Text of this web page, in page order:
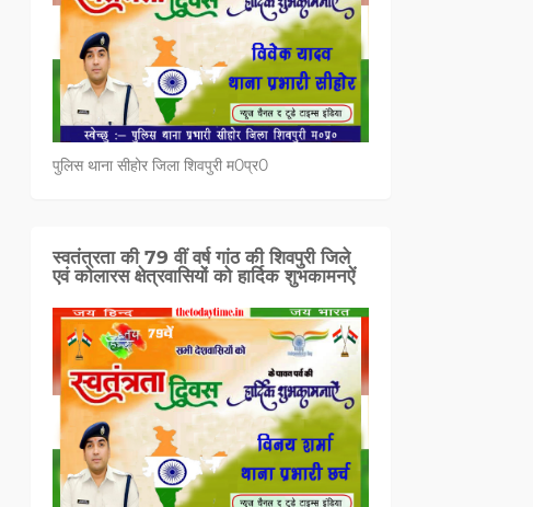
पुलिस थाना सीहोर जिला शिवपुरी म0प्र0
स्वतंत्रता की 79 वीं वर्ष गांठ की शिवपुरी जिले
एवं कोलारस क्षेत्रवासियों को हार्दिक शुभकामनऐं